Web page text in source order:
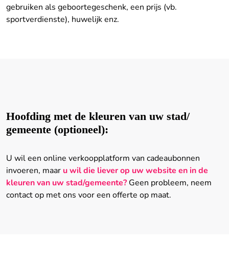
gebruiken als geboortegeschenk, een prijs (vb.
sportverdienste), huwelijk enz.
Hoofding met de kleuren van uw stad/
gemeente (optioneel):
U wil een online verkoopplatform van cadeaubonnen
invoeren, maar u wil die liever op uw website en in de
kleuren van uw stad/gemeente? Geen probleem, neem
contact op met ons voor een offerte op maat.